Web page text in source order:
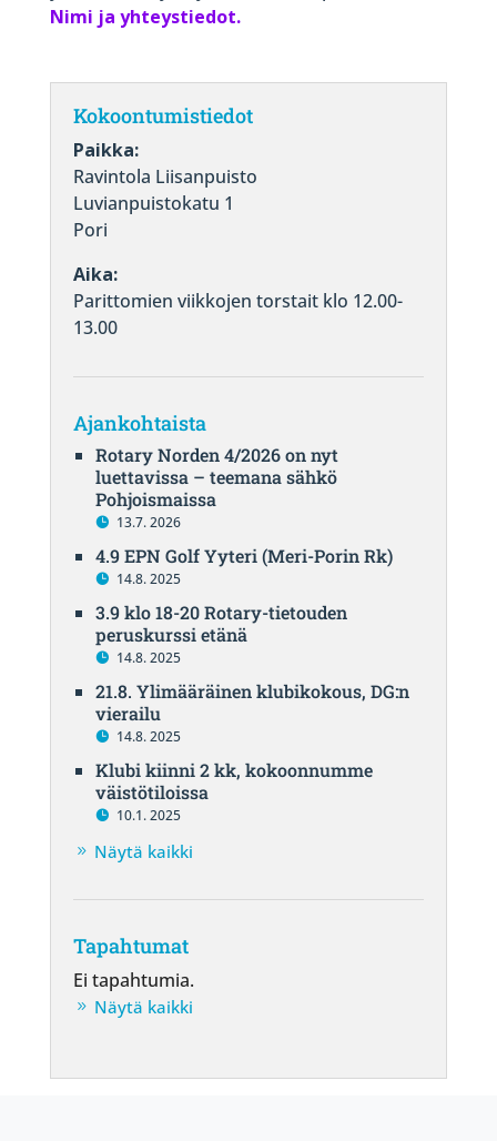
Nimi ja yhteystiedot.
Kokoontumistiedot
Paikka:
Ravintola Liisanpuisto
Luvianpuistokatu 1
Pori
Aika:
Parittomien viikkojen torstait klo 12.00-
13.00
Ajankohtaista
Rotary Norden 4/2026 on nyt
luettavissa – teemana sähkö
Pohjoismaissa
13.7. 2026
4.9 EPN Golf Yyteri (Meri-Porin Rk)
14.8. 2025
3.9 klo 18-20 Rotary-tietouden
peruskurssi etänä
14.8. 2025
21.8. Ylimääräinen klubikokous, DG:n
vierailu
14.8. 2025
Klubi kiinni 2 kk, kokoonnumme
väistötiloissa
10.1. 2025
Näytä kaikki
Tapahtumat
Ei tapahtumia.
Näytä kaikki